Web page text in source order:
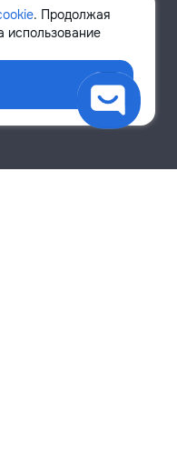
. Продолжая
использование